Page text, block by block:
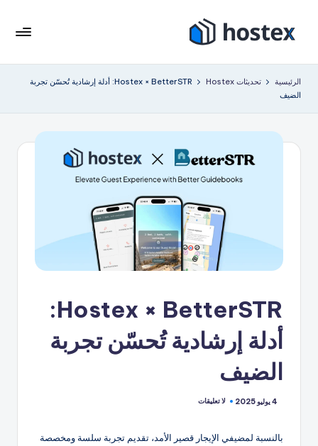
التجاوز
المحتوى
ست
ك
عطلتك
الآلي
باستخدام
الرئيسية تحديثات Hostex
Hostex × BetterSTR: أدلة إرشادية تُحسّن تجربة
الضيف
Hostex × BetterSTR:
أدلة إرشادية تُحسّن تجربة
الضيف
4 يوليو 2025 لا تعليقات
بالنسبة لمضيفي الإيجار قصير الأمد، تقديم تجربة سلسة ومخصصة